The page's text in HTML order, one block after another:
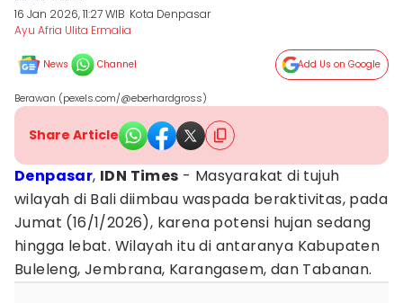
16 Jan 2026, 11:27 WIB Kota Denpasar
Ayu Afria Ulita Ermalia
News Channel Add Us on Google
Berawan (pexels.com/@eberhardgross)
Share Article
Denpasar, IDN Times - Masyarakat di tujuh
wilayah di Bali diimbau waspada beraktivitas, pada
Jumat (16/1/2026), karena potensi hujan sedang
hingga lebat. Wilayah itu di antaranya Kabupaten
Buleleng, Jembrana, Karangasem, dan Tabanan.